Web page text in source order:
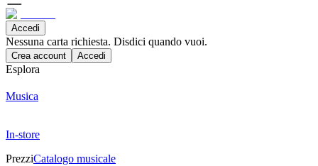
Accedi
Nessuna carta richiesta. Disdici quando vuoi.
Crea account Accedi
Esplora
Musica
In-store
PrezziCatalogo musicale